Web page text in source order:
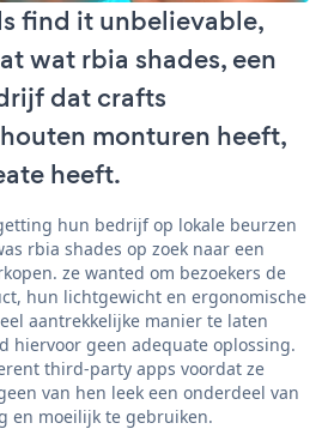
find it unbelievable,
wat rbia shades, een
dat crafts
monturen heeft,
heeft.
hun bedrijf op lokale beurzen
rbia shades op zoek naar een
ze wanted om bezoekers de
hun lichtgewicht en ergonomische
aantrekkelijke manier te laten
hiervoor geen adequate oplossing.
third-party apps voordat ze
van hen leek een onderdeel van
en moeilijk te gebruiken.